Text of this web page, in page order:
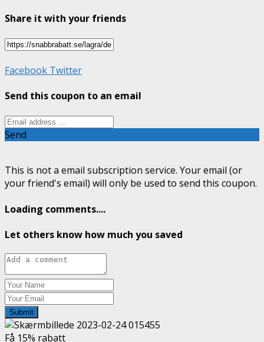
Share it with your friends
Facebook Twitter
Send this coupon to an email
Send
This is not a email subscription service. Your email (or
your friend's email) will only be used to send this coupon.
Loading comments....
Let others know how much you saved
Submit
Få 15% rabatt